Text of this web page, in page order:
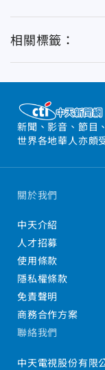
相關標籤：
新聞、影音、節目
世界各地華人亦頗
關於我們
中天介紹
人才招募
使用條款
隱私權條款
免責聲明
商務合作方案
聯絡我們
中天電視股份有限